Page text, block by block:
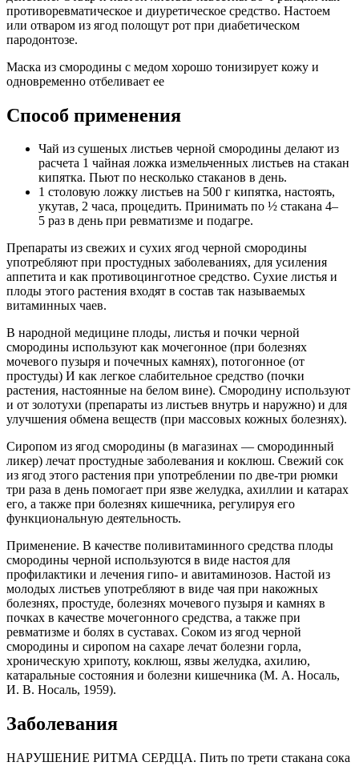
противоревматическое и диуретическое средство. Настоем
или отваром из ягод полощут рот при диабетическом
пародонтозе.
Маска из смородины с медом хорошо тонизирует кожу и
одновременно отбеливает ее
Способ применения
Чай из сушеных листьев черной смородины делают из
расчета 1 чайная ложка измельченных листьев на стакан
кипятка. Пьют по несколько стаканов в день.
1 столовую ложку листьев на 500 г кипятка, настоять,
укутав, 2 часа, процедить. Принимать по ½ стакана 4–
5 раз в день при ревматизме и подагре.
Препараты из свежих и сухих ягод черной смородины
употребляют при простудных заболеваниях, для усиления
аппетита и как противоцинготное средство. Сухие листья и
плоды этого растения входят в состав так называемых
витаминных чаев.
В народной медицине плоды, листья и почки черной
смородины используют как мочегонное (при болезнях
мочевого пузыря и почечных камнях), потогонное (от
простуды) И как легкое слабительное средство (почки
растения, настоянные на белом вине). Смородину используют
и от золотухи (препараты из листьев внутрь и наружно) и для
улучшения обмена веществ (при массовых кожных болезнях).
Сиропом из ягод смородины (в магазинах — смородинный
ликер) лечат простудные заболевания и коклюш. Свежий сок
из ягод этого растения при употреблении по две-три рюмки
три раза в день помогает при язве желудка, ахиллии и катарах
его, а также при болезнях кишечника, регулируя его
функциональную деятельность.
Применение. В качестве поливитаминного средства плоды
смородины черной используются в виде настоя для
профилактики и лечения гипо- и авитаминозов. Настой из
молодых листьев употребляют в виде чая при накожных
болезнях, простуде, болезнях мочевого пузыря и камнях в
почках в качестве мочегонного средства, а также при
ревматизме и болях в суставах. Соком из ягод черной
смородины и сиропом на сахаре лечат болезни горла,
хроническую хрипоту, коклюш, язвы желудка, ахилию,
катаральные состояния и болезни кишечника (М. А. Носаль,
И. В. Носаль, 1959).
Заболевания
НАРУШЕНИЕ РИТМА СЕРДЦА. Пить по трети стакана сока